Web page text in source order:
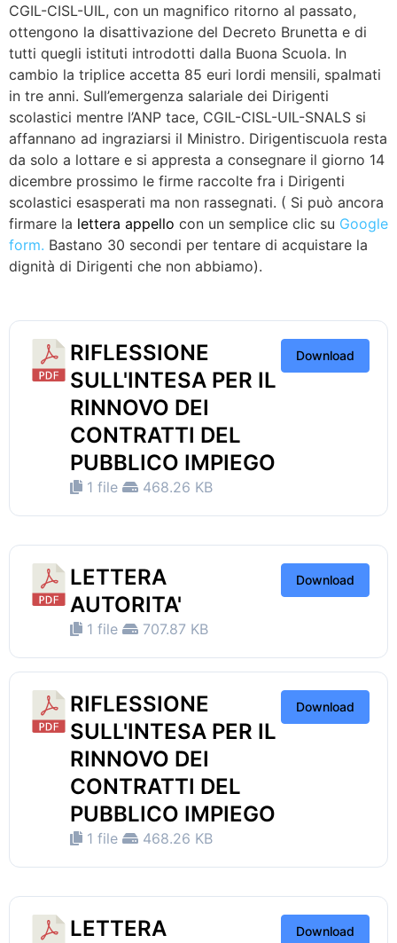
CGIL-CISL-UIL, con un magnifico ritorno al passato,
ottengono la disattivazione del Decreto Brunetta e di
tutti quegli istituti introdotti dalla Buona Scuola. In
cambio la triplice accetta 85 euri lordi mensili, spalmati
in tre anni. Sull’emergenza salariale dei Dirigenti
scolastici mentre l’ANP tace, CGIL-CISL-UIL-SNALS si
affannano ad ingraziarsi il Ministro. Dirigentiscuola resta
da solo a lottare e si appresta a consegnare il giorno 14
dicembre prossimo le firme raccolte fra i Dirigenti
scolastici esasperati ma non rassegnati. ( Si può ancora
firmare la lettera appello con un semplice clic su Google
form. Bastano 30 secondi per tentare di acquistare la
dignità di Dirigenti che non abbiamo).
RIFLESSIONE
SULL'INTESA PER IL
RINNOVO DEI
CONTRATTI DEL
PUBBLICO IMPIEGO
1 file 468.26 KB
Download
LETTERA
AUTORITA'
1 file 707.87 KB
Download
RIFLESSIONE
SULL'INTESA PER IL
RINNOVO DEI
CONTRATTI DEL
PUBBLICO IMPIEGO
1 file 468.26 KB
Download
LETTERA
Download